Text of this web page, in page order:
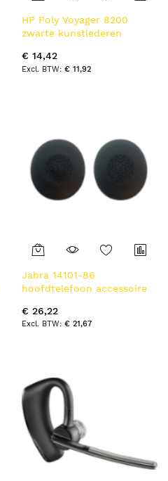
HP Poly Voyager 8200
zwarte kunstlederen
€ 14,42
€ 11,92
Jabra 14101-86
hoofdtelefoon accessoire
€ 26,22
€ 21,67